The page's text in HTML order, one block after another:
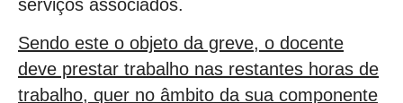
serviços associados.
Sendo este o objeto da greve, o docente
deve prestar trabalho nas restantes horas de
trabalho, quer no âmbito da sua componente